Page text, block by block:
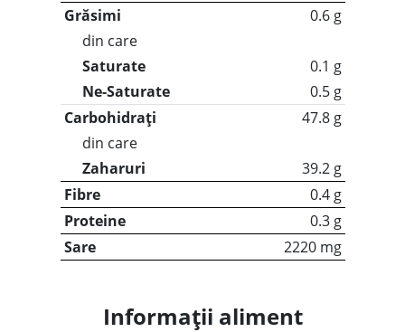
Grăsimi
0.6 g
din care
Saturate
0.1 g
Ne-Saturate
0.5 g
Carbohidrați
47.8 g
din care
Zaharuri
39.2 g
Fibre
0.4 g
Proteine
0.3 g
Sare
2220 mg
Informații aliment